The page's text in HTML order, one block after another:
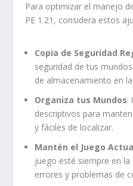
Para optimizar el manejo
PE 1.21, considera estos
Copia de Seguridad
seguridad de tus
de almacenamiento en
Organiza tus Mundos:
descriptivos para
y fáciles de localizar.
Mantén el Juego
juego esté siempre en
errores y problemas de